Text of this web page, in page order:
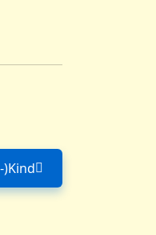
Brot, unser